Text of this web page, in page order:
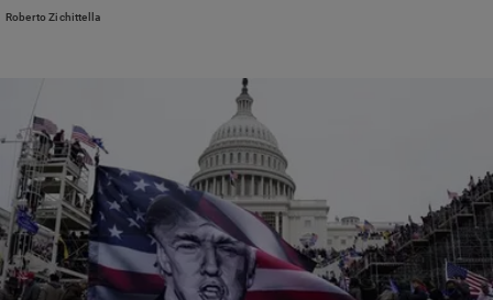
più importante della vita umana".
Roberto Zichittella